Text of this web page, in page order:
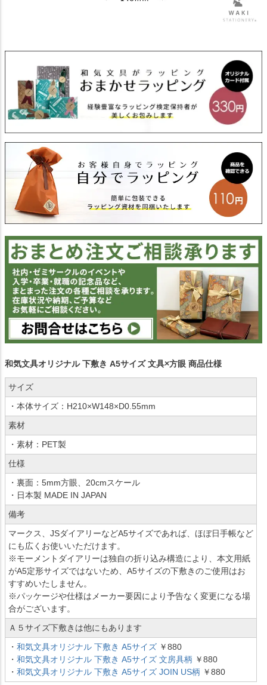
和気文具オリジナル 下敷き A5サイズ 文具×方眼 商品仕様
サイズ
・本体サイズ：H210×W148×D0.55mm
素材
・素材：PET製
仕様
・裏面：5mm方眼、20cmスケール
・日本製 MADE IN JAPAN
備考
マークス、JSダイアリーなどA5サイズであれば、ほぼ日手帳など
にも広くお使いいただけます。
※モーメントダイアリーは独自の折り込み構造により、本文用紙
がA5定形サイズではないため、A5サイズの下敷きのご使用はお
すすめいたしません。
※パッケージや仕様はメーカー要因により予告なく変更になる場
合がございます。
Ａ５サイズ下敷きは他にもあります
・ 和気文具オリジナル 下敷き A5サイズ ￥880
・ 和気文具オリジナル 下敷き A5サイズ 文房具柄 ￥880
・ 和気文具オリジナル 下敷き A5サイズ JOIN US柄 ￥880